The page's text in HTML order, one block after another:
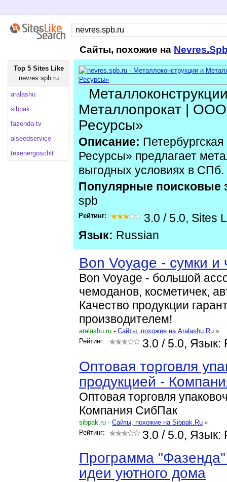
Сайты, похожие на
Top 5 Sites Like
nevres.spb.ru
aralashu
sibpak
fazenda-tv
alseedservice
texenergoschit
Металлопрокат |
Ресурсы»
Описание:
Ресурсы» предлагает
выгодных условиях в СПб.
Популярные поисковые
spb
Рейтинг: 3.0 / 5.0, Sites
Язык: Russian
Bon Voyage - сумки
Bon Voyage - большой
чемоданов, косметичек,
Качество продукции
производителем!
aralashu.ru - Cайты, похожие на Aralashu.Ru »
Рейтинг:
3.0 / 5.0, Язык:
Оптовая торговля
продукцией -
Оптовая торговля
Компания СибПак
sibpak.ru - Cайты, похожие на Sibpak.Ru »
Рейтинг:
3.0 / 5.0, Язык:
Программа
идеи уютного дома